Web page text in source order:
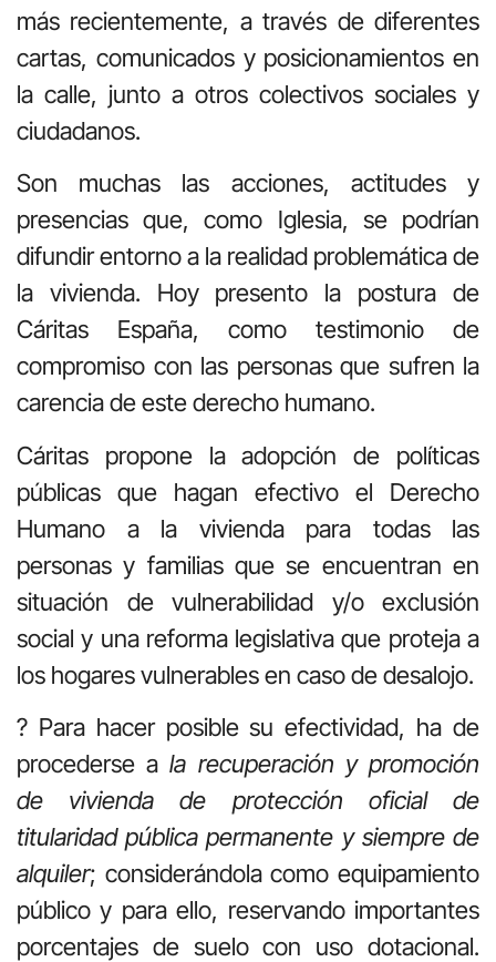
más recientemente, a través de diferentes
cartas, comunicados y posicionamientos en
la calle, junto a otros colectivos sociales y
ciudadanos.
Son muchas las acciones, actitudes y
presencias que, como Iglesia, se podrían
difundir entorno a la realidad problemática de
la vivienda. Hoy presento la postura de
Cáritas España, como testimonio de
compromiso con las personas que sufren la
carencia de este derecho humano.
Cáritas propone la adopción de políticas
públicas que hagan efectivo el Derecho
Humano a la vivienda para todas las
personas y familias que se encuentran en
situación de vulnerabilidad y/o exclusión
social y una reforma legislativa que proteja a
los hogares vulnerables en caso de desalojo.
? Para hacer posible su efectividad, ha de
procederse ala recuperación y promoción
de vivienda de protección oficial de
titularidad pública permanente y siempre de
alquiler; considerándola como equipamiento
público y para ello, reservando importantes
porcentajes de suelo con uso dotacional.